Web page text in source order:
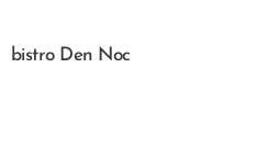
bistro Den Noc